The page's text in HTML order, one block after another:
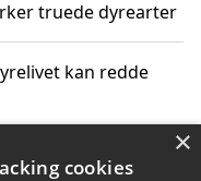
truede dyrearter
kan redde
støtte bevarelsen
×
cookies